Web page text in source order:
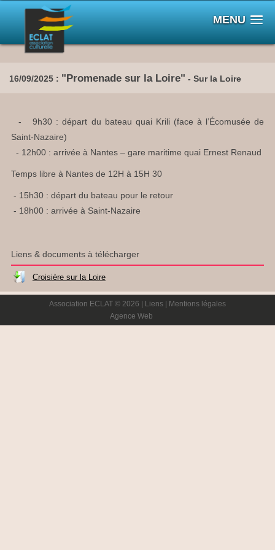
MENU
16/09/2025 : "Promenade sur la Loire" - Sur la Loire
- 9h30 : départ du bateau quai Krili (face à l’Écomusée de
Saint-Nazaire)
- 12h00 : arrivée à Nantes – gare maritime quai Ernest Renaud
Temps libre à Nantes de 12H à 15H 30
- 15h30 : départ du bateau pour le retour
- 18h00 : arrivée à Saint-Nazaire
Liens & documents à télécharger
Croisière sur la Loire
Association ECLAT © 2026 | Liens
Mentions légales
Agence Web